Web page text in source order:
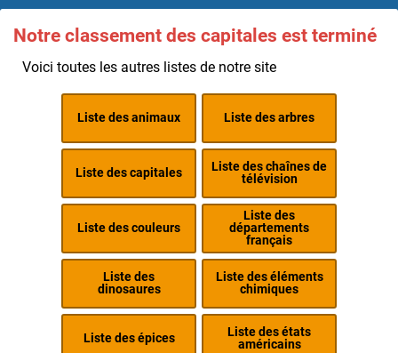
Notre classement des capitales est terminé
Voici toutes les autres listes de notre site
Liste des animaux Liste des arbres
Liste des capitales
Liste des chaînes de
télévision
Liste des couleurs
Liste des
départements
français
Liste des
dinosaures
Liste des éléments
chimiques
Liste des épices
Liste des états
américains